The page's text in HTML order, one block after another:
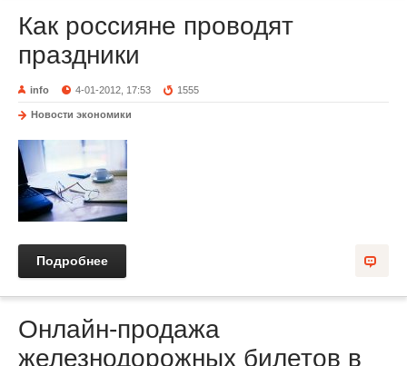
Как россияне проводят
праздники
info 4-01-2012, 17:53 1555
Новости экономики
Подробнее
Онлайн-продажа
железнодорожных билетов в